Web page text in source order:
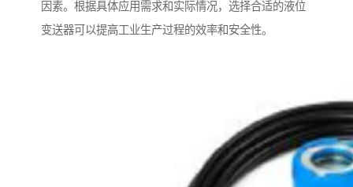
因素。根据具体应用需求和实际情况，选择合适的液位
变送器可以提高工业生产过程的效率和安全性。